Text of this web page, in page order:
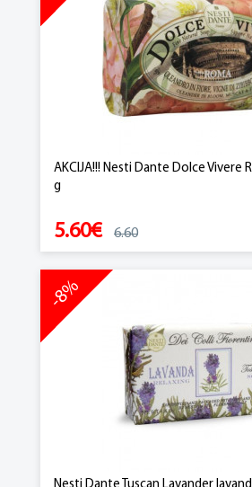
AKCIJA!!! Nesti Dante Dolce Vivere
g
5.60€ 6.60
-8%